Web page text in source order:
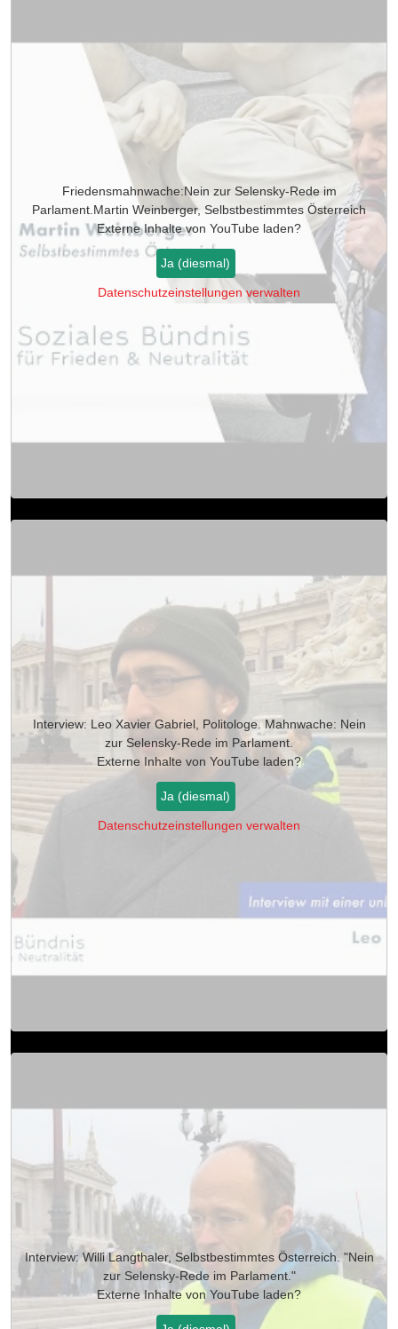
Friedensmahnwache:Nein zur Selensky-Rede im
Parlament.Martin Weinberger, Selbstbestimmtes Österreich
Externe Inhalte von YouTube laden?
Ja (diesmal)
Datenschutzeinstellungen verwalten
Interview: Leo Xavier Gabriel, Politologe. Mahnwache: Nein
zur Selensky-Rede im Parlament.
Externe Inhalte von YouTube laden?
Ja (diesmal)
Datenschutzeinstellungen verwalten
Interview: Willi Langthaler, Selbstbestimmtes Österreich. "Nein
zur Selensky-Rede im Parlament."
Externe Inhalte von YouTube laden?